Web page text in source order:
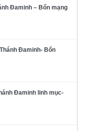
Đaminh – Bổn mạng
Đaminh- Bổn
Đaminh linh mục-